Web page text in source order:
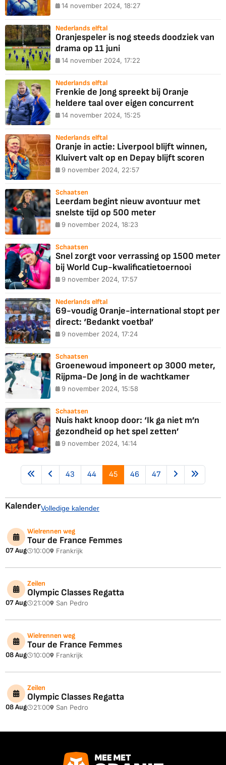
14 november 2024, 18:27
Nederlands elftal
Oranjespeler is nog steeds doodziek van
drama op 11 juni
14 november 2024, 17:22
Nederlands elftal
Frenkie de Jong spreekt bij Oranje
heldere taal over eigen concurrent
14 november 2024, 15:25
Nederlands elftal
Oranje in actie: Liverpool blijft winnen,
Kluivert valt op en Depay blijft scoren
9 november 2024, 22:57
Schaatsen
Leerdam begint nieuw avontuur met
snelste tijd op 500 meter
9 november 2024, 18:23
Schaatsen
Snel zorgt voor verrassing op 1500 meter
bij World Cup-kwalificatietoernooi
9 november 2024, 17:57
Nederlands elftal
69-voudig Oranje-international stopt per
direct: ‘Bedankt voetbal’
9 november 2024, 17:24
Schaatsen
Groenewoud imponeert op 3000 meter,
Rijpma-De Jong in de wachtkamer
9 november 2024, 15:58
Schaatsen
Nuis hakt knoop door: ‘Ik ga niet m’n
gezondheid op het spel zetten’
9 november 2024, 14:14
43 44 45 46 47
KalenderVolledige kalender
07 Aug
Wielrennen weg
Tour de France Femmes
10:00 Frankrijk
07 Aug
Zeilen
Olympic Classes Regatta
21:00 San Pedro
08 Aug
Wielrennen weg
Tour de France Femmes
10:00 Frankrijk
08 Aug
Zeilen
Olympic Classes Regatta
21:00 San Pedro